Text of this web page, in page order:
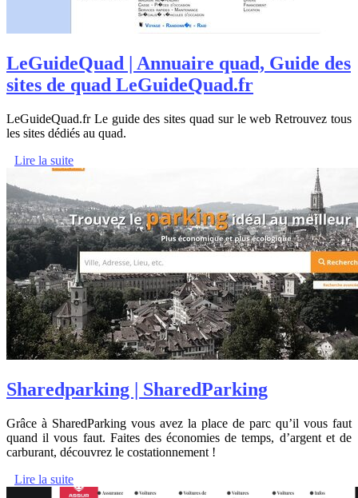
LeGuideQuad | Annuaire quad, Guide des
sites de quad LeGuideQuad.fr
LeGuideQuad.fr Le guide des sites quad sur le web Retrouvez tous
les sites dédiés au quad.
Lire la suite
Sha­red­par­king | Sha­red­Par­king
Grâce à SharedParking vous avez la place de parc qu’il vous faut
quand il vous faut. Faites des économies de temps, d’argent et de
carburant, découvrez le costationnement !
Lire la suite